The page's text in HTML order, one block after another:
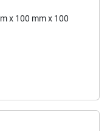
x 100 mm x 100